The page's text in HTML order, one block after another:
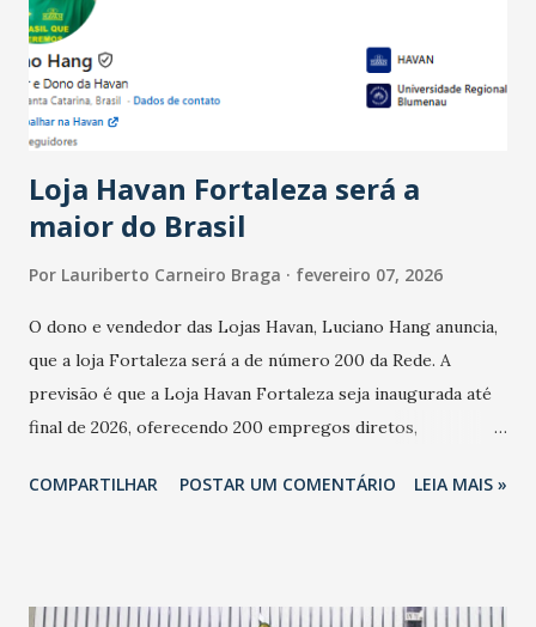
registraram equilíbrio financeiro. Já o percentual de
estabelecimentos no prejuízo ficou em 19%, pouco abaixo
do observado no mês anterior. Outros 1% não existiam em
novembro. Em relação a outubro, o faturamento também
cresceu. De acordo com a pesquisa, 44% dos n...
Loja Havan Fortaleza será a
maior do Brasil
Por Lauriberto Carneiro Braga fevereiro 07, 2026
O dono e vendedor das Lojas Havan, Luciano Hang anuncia,
que a loja Fortaleza será a de número 200 da Rede. A
previsão é que a Loja Havan Fortaleza seja inaugurada até
final de 2026, oferecendo 200 empregos diretos,
Havan Fortaleza ainda não foi anunciada oficialmente, mas
COMPARTILHAR POSTAR UM COMENTÁRIO LEIA MAIS »